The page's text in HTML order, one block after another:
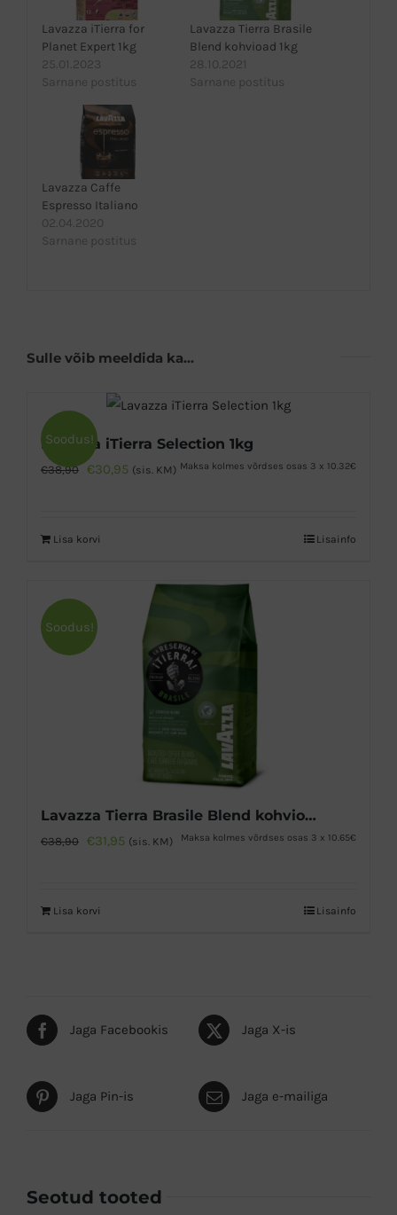
Lavazza iTierra for
Planet Expert 1kg
25.01.2023
Sarnane postitus
Lavazza Tierra Brasile
Blend kohvioad 1kg
28.10.2021
Sarnane postitus
Lavazza Caffe
Espresso Italiano
02.04.2020
Sarnane postitus
Sulle võib meeldida ka…
Soodus!
Lavazza iTierra Selection 1kg
€38,90 Algne
€38,90.
€30,95Praegune
(sis. KM) Maksa kolmes võrdses osas 3 x 10.32€
Lisa korvi Lisainfo
Soodus!
Lavazza Tierra Brasile Blend kohvioad 1kg
€38,90 Algne
€38,90.
€31,95Praegune
(sis. KM) Maksa kolmes võrdses osas 3 x 10.65€
Lisa korvi Lisainfo
Jaga Facebookis Jaga X-is
Jaga Pin-is Jaga e-mailiga
Seotud tooted